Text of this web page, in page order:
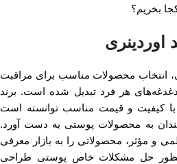
اوردینری
انتخاب محصولات مناسب برای مراقبت
هر فرد تبدیل شده است. برند
با کیفیت و قیمت مناسب توانسته است
به محصولات پوستی به دست آورد.
و مؤثر، محصولاتی را به بازار معرفی
حل مشکلات خاص پوستی طراحی